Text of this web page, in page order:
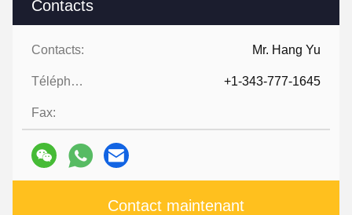
Contacts
Contacts: Mr. Hang Yu
Téléphone :: +1-343-777-1645
Fax:
Contact maintenant